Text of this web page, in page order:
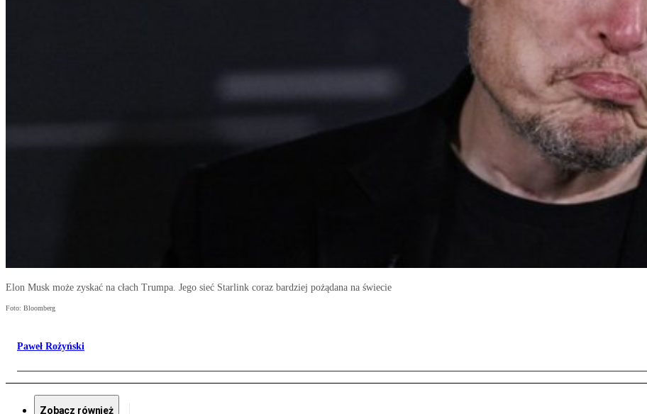
Elon Musk może zyskać na cłach Trumpa. Jego sieć Starlink coraz bardziej pożądana na świecie
Foto: Bloomberg
Paweł Rożyński
Zobacz również